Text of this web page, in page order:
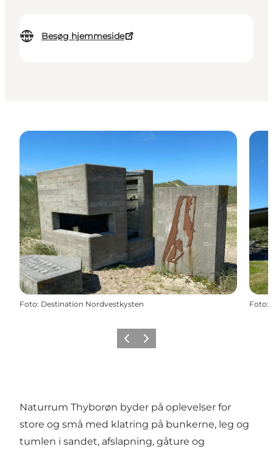
Besøg hjemmeside
Foto: Destination Nordvestkysten Foto:
ForrigeNæste
Naturrum Thyborøn byder på oplevelser for
store og små med klatring på bunkerne, leg og
tumlen i sandet, afslapning, gåture og